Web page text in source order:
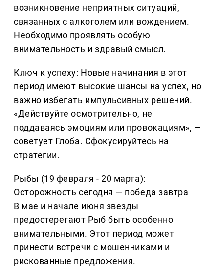
возникновение неприятных ситуаций,
связанных с алкоголем или вождением.
Необходимо проявлять особую
внимательность и здравый смысл.
Ключ к успеху: Новые начинания в этот
период имеют высокие шансы на успех, но
важно избегать импульсивных решений.
«Действуйте осмотрительно, не
поддаваясь эмоциям или провокациям», —
советует Глоба. Сфокусируйтесь на
стратегии.
Рыбы (19 февраля - 20 марта):
Осторожность сегодня — победа завтра
В мае и начале июня звезды
предостерегают Рыб быть особенно
внимательными. Этот период может
принести встречи с мошенниками и
рискованные предложения.